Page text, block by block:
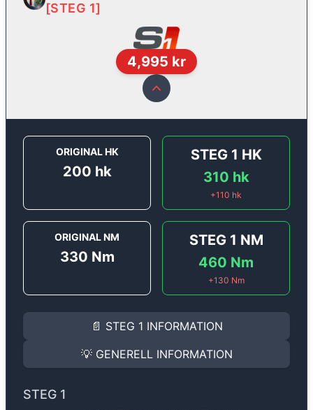
[STEG 1]
4,995 kr
ORIGINAL HK
200 hk
STEG 1 HK
310 hk
+110 hk
ORIGINAL NM
330 Nm
STEG 1 NM
460 Nm
+130 Nm
📄 STEG 1 INFORMATION
INFORMATION
Steg 1
Alfa Romeo Giulia
Effekten ökar från200 hktill310 hkoch
(+110 hk & +130 Nm).
Ger mer effekt, högre vridmoment, lägre
💡 GENERELL INFORMATION
✅ All mjukvara är skräddarsydd för din bil
STEG 1